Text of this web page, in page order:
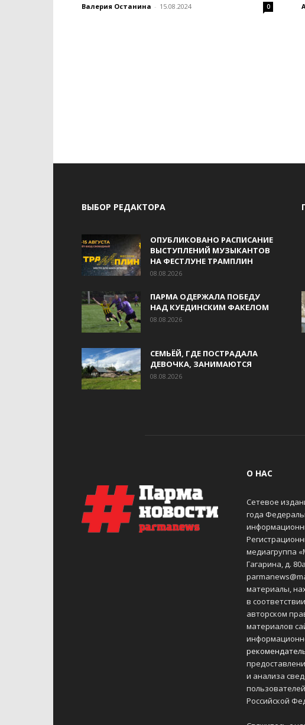
Валерия Останина - 15.08.2024 0
ВЫБОР РЕДАКТОРА
ОПУБЛИКОВАНО РАСПИСАНИЕ
ВЫСТУПЛЕНИЙ МУЗЫКАНТОВ
НА ФЕСТЛУНЕ ТРАМПЛИН
08.08.2026
ПАРМА ОДЕРЖАЛА ПОБЕДУ
НАД КУЕДИНСКИМ ФАКЕЛОМ
08.08.2026
СЕМЬЁЙ, ГДЕ ПОСТРАДАЛА
ДЕВОЧКА, ЗАНИМАЮТСЯ
08.08.2026
О НАС
Сетевое
года
медиагруппа
Гагарина, д.
материалы,
в
авторском
материалов
и анализа
Российской